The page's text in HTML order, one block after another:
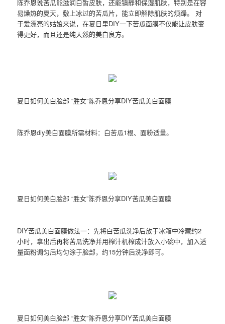
陈乔恩说苦瓜能滋润白皙皮肤，还能镇静和保湿肌肤，特别是在容
易燥热的夏天，敷上冰过的苦瓜片，能立即解除肌肤的烦躁。 对
于爱漂亮的姑娘来说，在夏日里DIY一下苦瓜面膜不仅能让皮肤变
得更好，而且还是纯天然的美白良方。
夏日如何美白脸部 “胜女”陈乔恩分享DIY苦瓜美白面膜
陈乔恩diy美白面膜所需材料：白苦瓜1根、面粉适量。
夏日如何美白脸部 “胜女”陈乔恩分享DIY苦瓜美白面膜
DIY苦瓜美白面膜做法一：先将白苦瓜洗净后放于冰箱中冷藏约2
小时，拿出后再将苦瓜洗净并用榨汁机榨成汁放入小碗中，加入适
量面粉调匀后均匀涂于脸部，约15分钟后洗净即可。
夏日如何美白脸部 “胜女”陈乔恩分享DIY苦瓜美白面膜